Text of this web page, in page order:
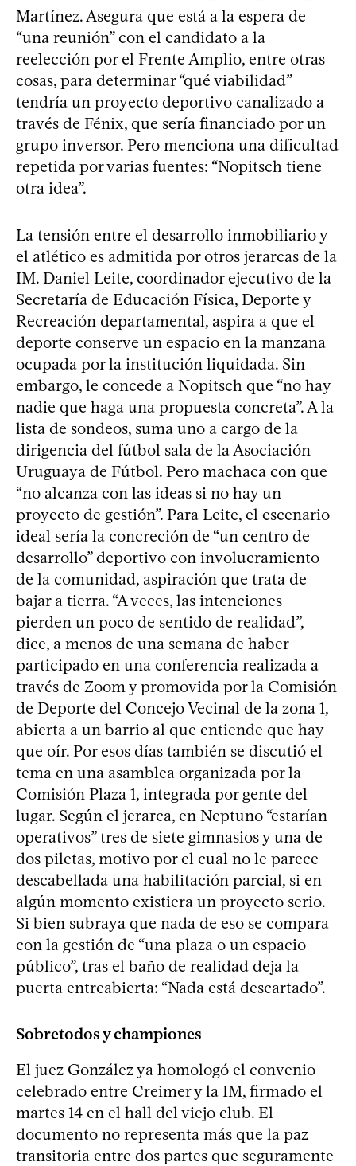
Martínez. Asegura que está a la espera de
“una reunión” con el candidato a la
reelección por el Frente Amplio, entre otras
cosas, para determinar “qué viabilidad”
tendría un proyecto deportivo canalizado a
través de Fénix, que sería financiado por un
grupo inversor. Pero menciona una dificultad
repetida por varias fuentes: “Nopitsch tiene
otra idea”.
La tensión entre el desarrollo inmobiliario y
el atlético es admitida por otros jerarcas de la
IM. Daniel Leite, coordinador ejecutivo de la
Secretaría de Educación Física, Deporte y
Recreación departamental, aspira a que el
deporte conserve un espacio en la manzana
ocupada por la institución liquidada. Sin
embargo, le concede a Nopitsch que “no hay
nadie que haga una propuesta concreta”. A la
lista de sondeos, suma uno a cargo de la
dirigencia del fútbol sala de la Asociación
Uruguaya de Fútbol. Pero machaca con que
“no alcanza con las ideas si no hay un
proyecto de gestión”. Para Leite, el escenario
ideal sería la concreción de “un centro de
desarrollo” deportivo con involucramiento
de la comunidad, aspiración que trata de
bajar a tierra. “A veces, las intenciones
pierden un poco de sentido de realidad”,
dice, a menos de una semana de haber
participado en una conferencia realizada a
través de Zoom y promovida por la Comisión
de Deporte del Concejo Vecinal de la zona 1,
abierta a un barrio al que entiende que hay
que oír. Por esos días también se discutió el
tema en una asamblea organizada por la
Comisión Plaza 1, integrada por gente del
lugar. Según el jerarca, en Neptuno “estarían
operativos” tres de siete gimnasios y una de
dos piletas, motivo por el cual no le parece
descabellada una habilitación parcial, si en
algún momento existiera un proyecto serio.
Si bien subraya que nada de eso se compara
con la gestión de “una plaza o un espacio
público”, tras el baño de realidad deja la
puerta entreabierta: “Nada está descartado”.
Sobretodos y championes
El juez González ya homologó el convenio
celebrado entre Creimer y la IM, firmado el
martes 14 en el hall del viejo club. El
documento no representa más que la paz
transitoria entre dos partes que seguramente